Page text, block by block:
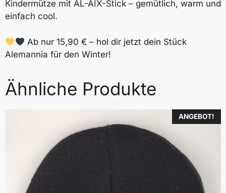
Kindermütze mit AL-AIX-Stick – gemütlich, warm und
einfach cool.
Ab nur 15,90 € – hol dir jetzt dein Stück
Alemannia für den Winter!
Ähnliche Produkte
ANGEBOT!